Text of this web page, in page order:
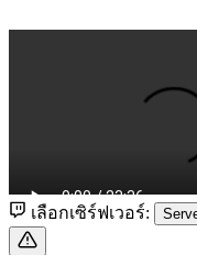
เลือกเซิร์ฟเวอร์: